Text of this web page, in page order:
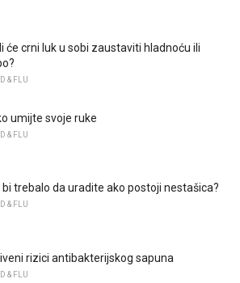
će crni luk u sobi zaustaviti hladnoću ili
& FLU
umijte svoje ruke
& FLU
bi trebalo da uradite ako postoji nestašica?
& FLU
rizici antibakterijskog sapuna
& FLU